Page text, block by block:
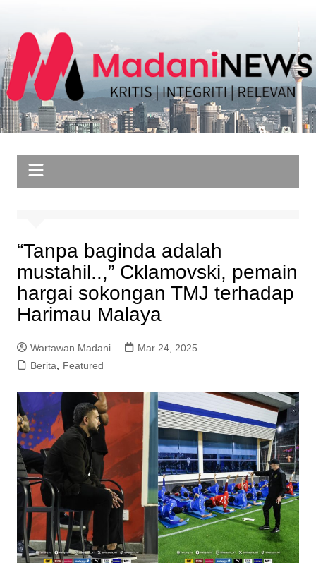
content
“Tanpa baginda adalah
mustahil..,” Cklamovski, pemain
hargai sokongan TMJ terhadap
Harimau Malaya
Wartawan Madani
Mar 24, 2025
Berita, Featured